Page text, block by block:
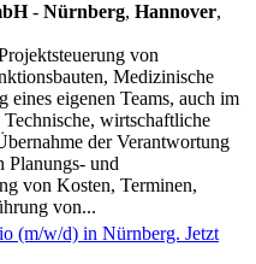
- Nürnberg, Hannover,
von
Medizinische
eigenen Teams, auch im
wirtschaftliche
der Verantwortung
Planungs- und
von Kosten, Terminen,
von...